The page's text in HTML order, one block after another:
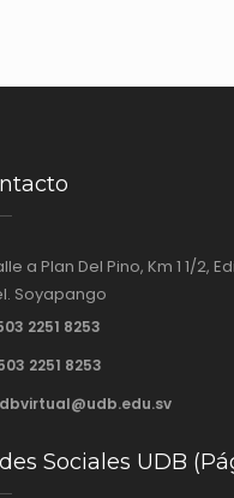
a Plan Del Pino, Km 1 1/2,
Soyapango
2251 8253
2251 8253
Sociales UDB